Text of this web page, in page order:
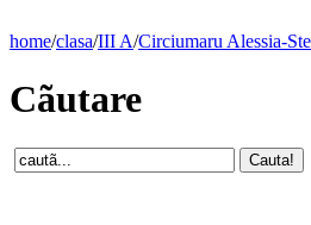
home/clasa/III A/Circiumaru Alessia-
Cãutare